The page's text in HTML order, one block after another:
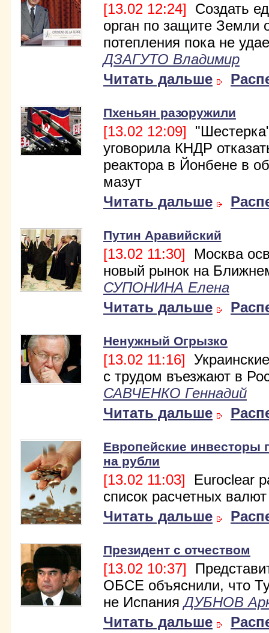
[13.02 12:24] Создать
орган по защите Земли
потепления пока не
ДЗАГУТО Владимир
Читать дальше
Пхеньян разоружили
[13.02 12:09]
уговорила КНДР
реактора в Йонбене в
мазут
Читать дальше
Путин Аравийский
[13.02 11:30] Москва
новый рынок на
СУПОНИНА Елена
Читать дальше
Ненужный Огрызко
[13.02 11:16]
с трудом въезжают в
САВЧЕНКО Геннадий
Читать дальше
Европейские инвесторы
на рубли
[13.02 11:03] Euroclear
список расчетных валют
Читать дальше
Президент с отчеством
[13.02 10:37]
ОБСЕ объяснили, что
не ИспанияДУБНОВ
Читать дальше